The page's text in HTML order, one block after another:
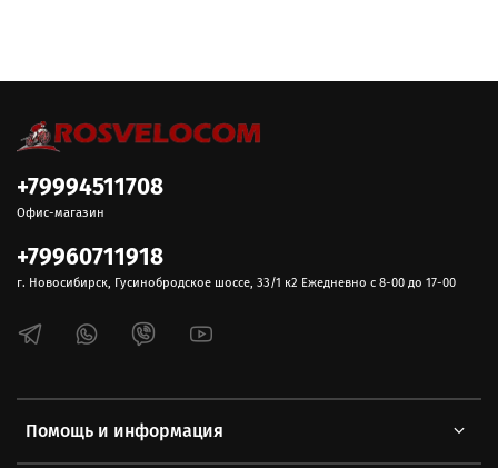
Помощь и информация
+79994511708
Офис-магазин
+79960711918
г. Новосибирск, Гусинобродское шоссе, 33/1 к2 Ежедневно с 8-00 до 17-00